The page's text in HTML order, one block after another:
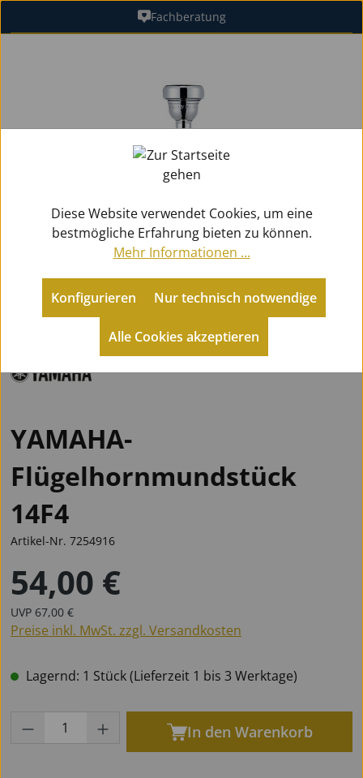
Zum Hauptinhalt springenFachberatung
Mundstücke Blech Flügelhörner
YAMAHA-
Flügelhornmundstück
14F4
Artikel-Nr. 7254916
Regulärer Preis:
54,00 €
UVP Regulärer Preis:
67,00 €
Preise inkl. MwSt. zzgl. Versandkosten
Lagernd: 1 Stück (Lieferzeit 1 bis 3 Werktage)
Produkt Anzahl: Gib den gewünschten
In den Warenkorb
Diese Website verwendet Cookies, um eine
bestmögliche Erfahrung bieten zu können.
Mehr Informationen ...
Konfigurieren
Alle Cookies akzeptieren
Nur technisch notwendige